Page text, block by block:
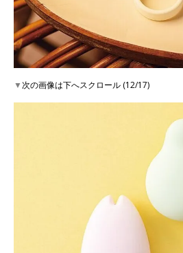
▼次の画像は下へスクロール (12/17)